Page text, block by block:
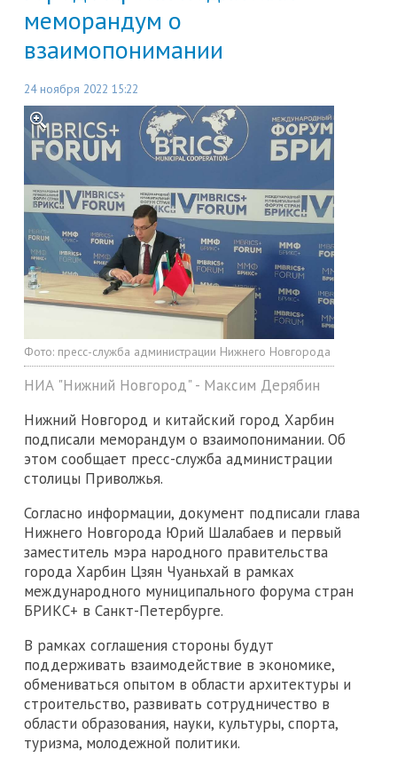
меморандум о
взаимопонимании
24 ноября 2022 15:22
Фото: пресс-служба администрации Нижнего Новгорода
НИА "Нижний Новгород" - Максим Дерябин
Нижний Новгород и китайский город Харбин
подписали меморандум о взаимопонимании. Об
этом сообщает пресс-служба администрации
столицы Приволжья.
Согласно информации, документ подписали глава
Нижнего Новгорода Юрий Шалабаев и первый
заместитель мэра народного правительства
города Харбин Цзян Чуаньхай в рамках
международного муниципального форума стран
БРИКС+ в Санкт-Петербурге.
В рамках соглашения стороны будут
поддерживать взаимодействие в экономике,
обмениваться опытом в области архитектуры и
строительство, развивать сотрудничество в
области образования, науки, культуры, спорта,
туризма, молодежной политики.